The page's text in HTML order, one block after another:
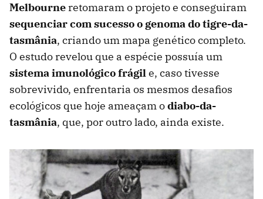
Melbourne retomaram o projeto e conseguiram
sequenciar com sucesso o genoma do tigre-da-
tasmânia, criando um mapa genético completo.
O estudo revelou que a espécie possuía um
sistema imunológico frágile, caso tivesse
sobrevivido, enfrentaria os mesmos desafios
ecológicos que hoje ameaçam odiabo-da-
tasmânia, que, por outro lado, ainda existe.